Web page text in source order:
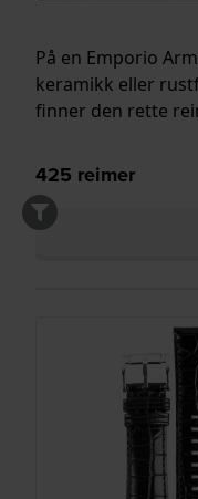
På en Emporio
keramikk eller
finner den rette
425 reimer